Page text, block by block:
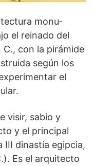
monu­
el reinado del
con la pirá­mide
según los
el
visir, sabio y
y el principal
III dinas­tía egipcia,
Es el arquitecto